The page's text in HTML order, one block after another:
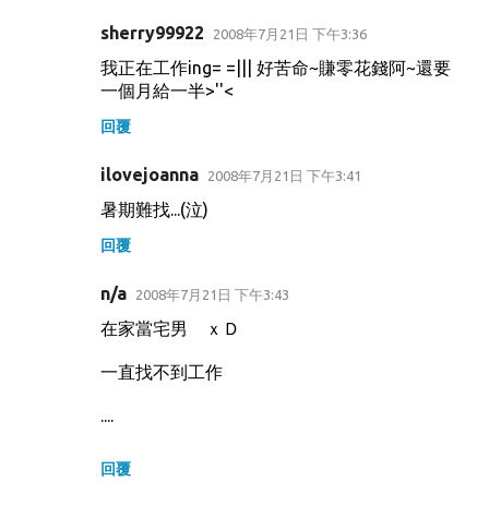
sherry99922 2008年7月21日 下午3:36
我正在工作ing= =||| 好苦命~賺零花錢阿~還要
一個月給一半>''<
回覆
ilovejoanna 2008年7月21日 下午3:41
暑期難找...(泣)
回覆
n/a 2008年7月21日 下午3:43
在家當宅男 ｘＤ
一直找不到工作
....
回覆